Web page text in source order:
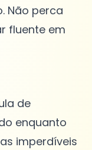
Não perca
fluente em
de
enquanto
imperdíveis